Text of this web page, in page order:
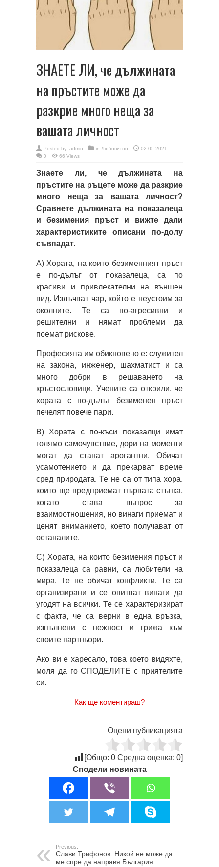
ЗНАЕТЕ ЛИ, че дължината
на пръстите може да
разкрие много неща за
вашата личност
Posted by: admin in Любопитно
02.05.2021
0
66 Views
Знаете ли, че дължината на
пръстите на ръцете може да разкрие
много неща за вашата личност?
Сравнете дължината на показалеца
и безимения пръст и вижте дали
характеристиките описани по-долу
съвпадат.
А) Хората, на които безименният пръст
е по-дълъг от показалеца, са по
красиви и привлекателни на външен
вид. Излъчват чар, който е неустоим за
околните. Те са по-агресивни и
решителни и нямат проблеми да
поемат рискове.
Професията им обикновено е: служител
на закона, инженер, шахматист и са
много добри в решаването на
кръстословици. Учените са открили, че
хората с по-дълъг безименен пръст
печелят повече пари.
B) Хората с по-къси показалци имат
голямо самочувствие, дори на моменти
могат да станат арогантни. Обичат
усамотението и да прекарват време
сред природата. Те не са от типа хора,
които ще предприемат първата стъпка,
когато става въпрос за
взаимоотношения, но винаги приемат и
ценят вниманието, което получават от
останалите.
C) Хората, на които безимения пръст и
показалеца са равни, са любители на
мира. Те не обичат конфликти. Те са
организирани и се опитват винаги да
угодят на всички. Те се характеризират
с факта, че са верни в една връзка,
изпълнени с нежност и грижа към
своите партньори.
Ако ви е харесало, това което видяхте,
моля да го СПОДЕЛИТЕ с приятелите
си.
Как ще коментираш?
Оцени публикацията
[Общо: 0 Средна оценка: 0]
Сподели новината
Previous:
Слави Трифонов: Никой не може да
ме спре да направя България